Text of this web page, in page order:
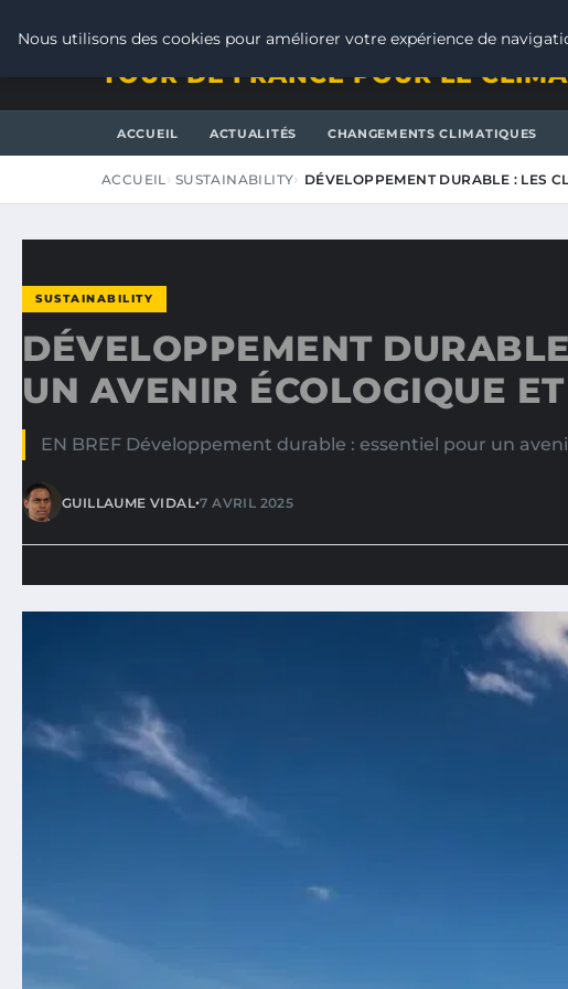
TOUR DE FRANCE POUR LE
ACCUEIL ACTUALITÉS CHANGEMENTS CLIMATIQUES
ACCUEIL SUSTAINABILITY DÉVELOPPEMENT DURABLE : LES
SUSTAINABILITY
DÉVELOPPEMENT
UN AVENIR ÉCOLOGIQUE
EN BREF Développement durable : essentiel pour un
GUILLAUME VIDAL•7 AVRIL 2025
Nous utilisons des cookies pour améliorer votre expérience de